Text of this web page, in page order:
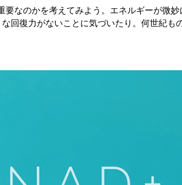
なのかを考えてみよう。エネルギーが微
回復力がないことに気づいたり。何世紀も